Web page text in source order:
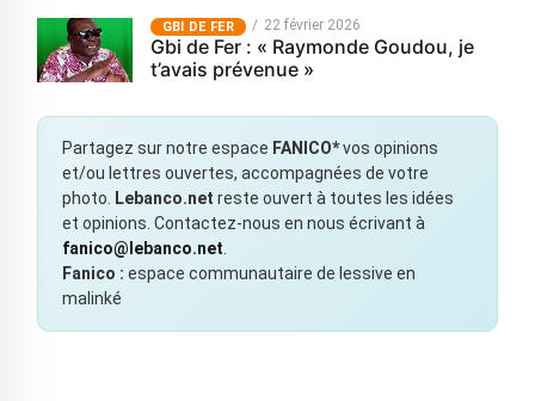
GBI DE FER 22 février 2026
Gbi de Fer : « Raymonde Goudou, je
t’avais prévenue »
Partagez sur notre espace FANICO*vos opinions
et/ou lettres ouvertes, accompagnées de votre
photo.
Lebanco.net reste ouvert à toutes les idées
et opinions. Contactez-nous en nous écrivant à
fanico@lebanco.net
Fanico : espace communautaire de lessive en
malinké